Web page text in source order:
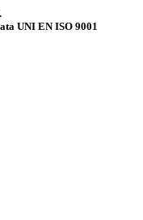
UNI EN ISO 9001